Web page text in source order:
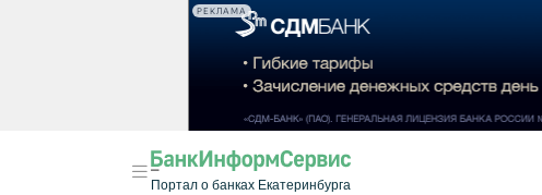
РЕКЛАМА
Портал о банках Екатеринбурга